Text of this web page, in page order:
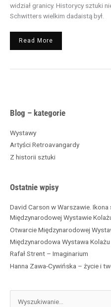
Blog – kategorie
Wystawy
Artyści Retroavangardy
Z historii sztuki
Ostatnie wpisy
David Carson w Warszawie.
Międzynarodowej Wystawie
Otwarcie Międzynarodowej
Międzynarodowa Wystawa
Rafał Strent – Imaginarium
Hanna Zawa-Cywińska – życie i
A
c
h
widział granicy. Historycy sztuki
Schwitters wielkim dadaistą był.
Read More